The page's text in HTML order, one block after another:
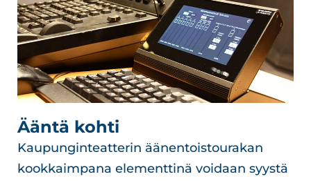
Ääntä kohti
Kaupunginteatterin äänentoistourakan
kookkaimpana elementtinä voidaan syystä